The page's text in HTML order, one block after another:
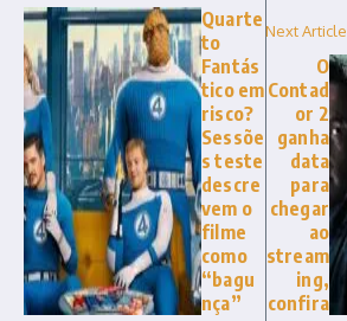
Quarte
to
Fantás
tico em
risco?
Sessõe
s teste
descre
vem o
filme
como
“bagu
nça”
Next Article
O
Contad
or 2
ganha
data
para
chegar
ao
stream
ing,
confira